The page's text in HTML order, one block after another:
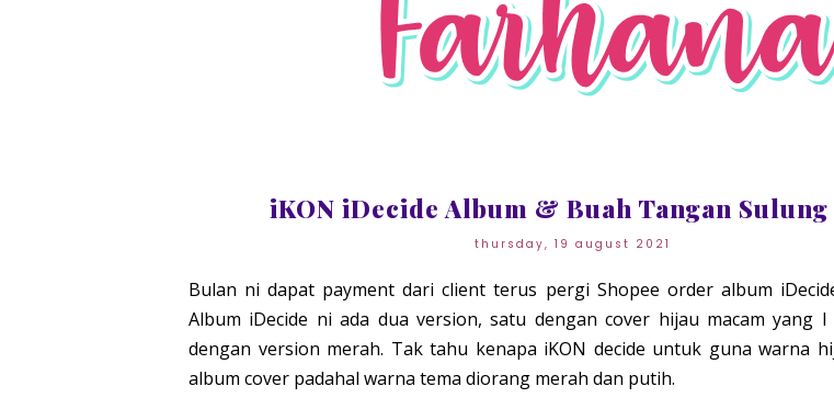
iKON iDecide Album & Buah Tangan
thursday, 19 august 2021
Bulan ni dapat payment dari client terus pergi Shopee order album
Album iDecide ni ada dua version, satu dengan cover hijau macam yang
dengan version merah. Tak tahu kenapa iKON decide untuk guna warna
album cover padahal warna tema diorang merah dan putih.